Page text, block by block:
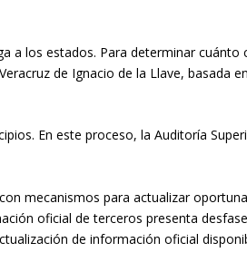
a los estados. Para determinar
de Ignacio de la Llave,
En este proceso, la Auditoría
mecanismos para actualizar
oficial de terceros presenta
de información oficial